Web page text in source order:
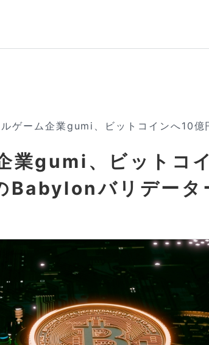
ゲーム企業gumi、ビットコインへ10
業gumi、ビットコ
Babylonバリデータ